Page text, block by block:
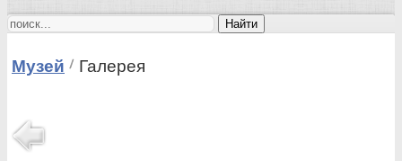
Найти
Музей Галерея